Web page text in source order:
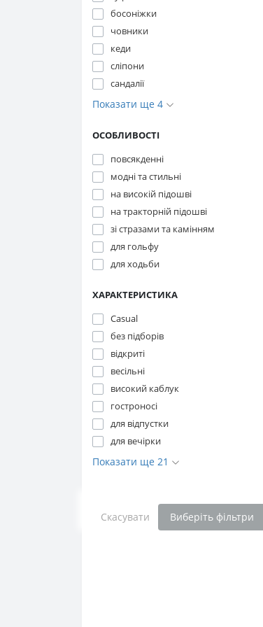
босоніжки
човники
кеди
сліпони
сандалії
Показати ще 4
ОСОБЛИВОСТІ
повсякденні
модні та стильні
на високій підошві
на тракторній підошві
зі стразами та камінням
для гольфу
для ходьби
ХАРАКТЕРИСТИКА
Casual
без підборів
відкриті
весільні
високий каблук
гостроносі
для відпустки
для вечірки
Показати ще 21
Скасувати Виберіть фільтри